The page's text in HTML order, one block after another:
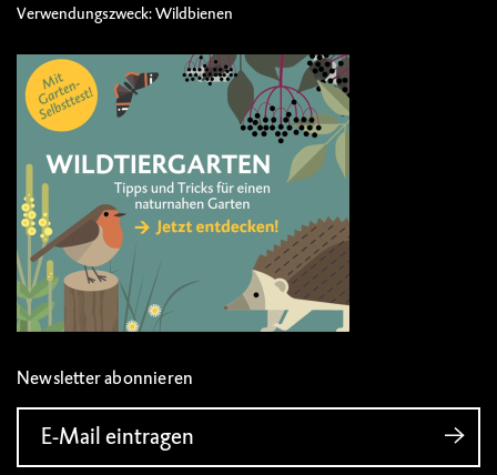
Verwendungszweck: Wildbienen
Newsletter abonnieren
E-Mail eintragen